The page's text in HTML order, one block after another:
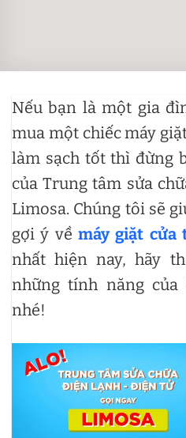
Nếu bạn là một gia
mua một chiếc máy
làm sạch tốt thì đừng
của Trung tâm sửa
Limosa. Chúng tôi sẽ
gợi ý về máy giặt cửa
nhất hiện nay, hãy
những tính năng
nhé!